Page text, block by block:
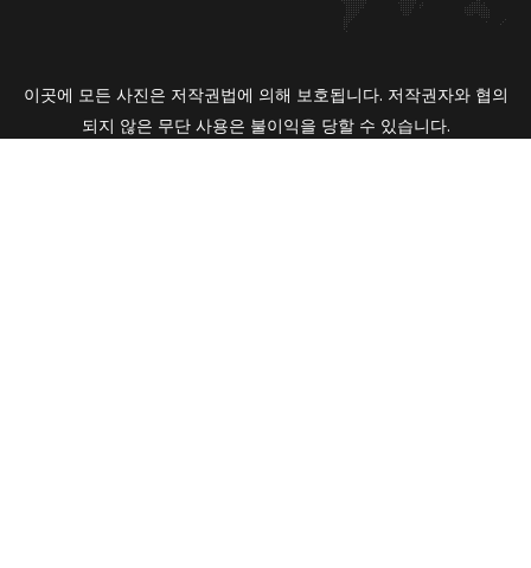
이곳에 모든 사진은 저작권법에 의해 보호됩니다. 저작권자와 협의
되지 않은 무단 사용은 불이익을 당할 수 있습니다.